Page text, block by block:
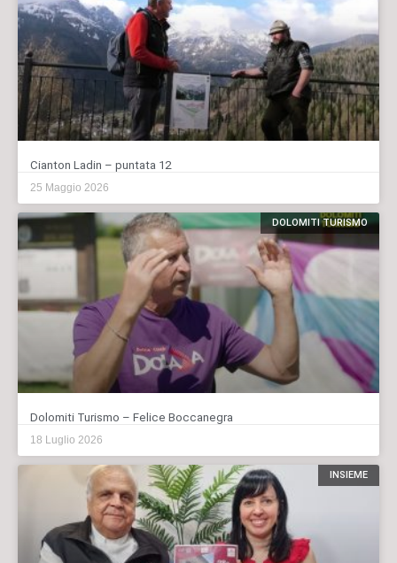
Cianton Ladin – puntata 12
25 Maggio 2026
DOLOMITI TURISMO
Dolomiti Turismo – Felice Boccanegra
18 Luglio 2026
INSIEME